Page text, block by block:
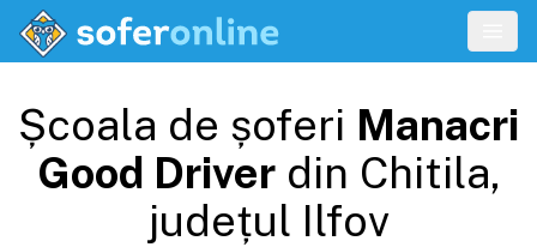
Școala de șoferi Manacri
Good Driverdin Chitila,
județul Ilfov